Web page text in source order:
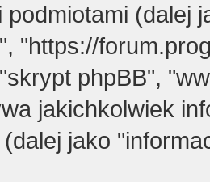
podmiotami (dalej
"https://
phpBB",
jakichkolwiek
jako